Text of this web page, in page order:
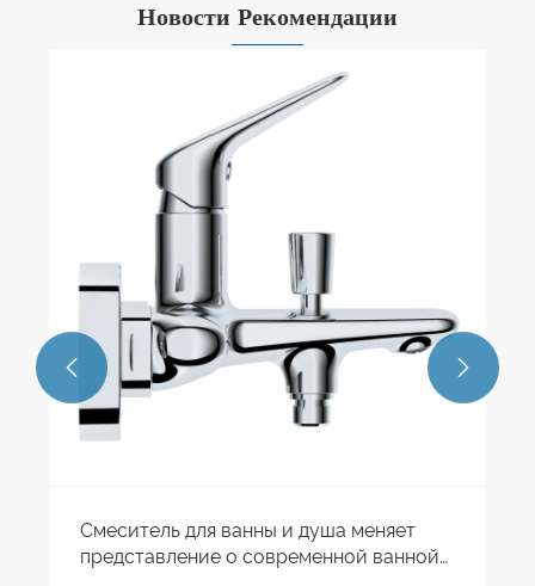
Новости Рекомендации
Смеситель для ванны и душа меняет
представление о современной ванной
 